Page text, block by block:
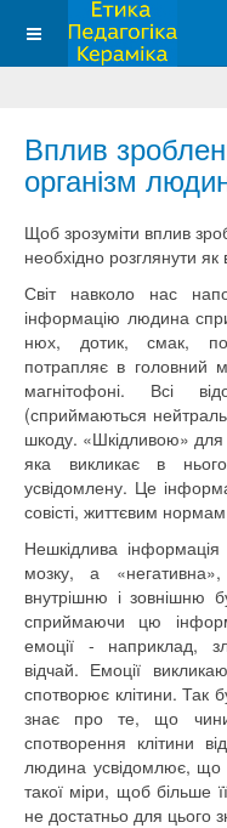
Вплив
організм
Щоб зрозуміти вплив
необхідно розглянути як
Світ
навколо нас
інформацію людина
нюх, дотик, смак,
потрапляє в головний
магнітофоні. Всі
(сприймаються
шкоду. «Шкідливою» для
яка
викликає в
усвідомлену. Це
совісті, життєвим нормам
Нешкідлива інформація
мозку,а «негативна»,
внутрішню і зовнішню
сприймаючи
цю
емоції - наприклад,
відчай. Емоції
спотворює клітини. Так
знає
про те, що
спотворення клітини
людина усвідомлює, що
такої міри, щоб більше її
не достатньо для цього